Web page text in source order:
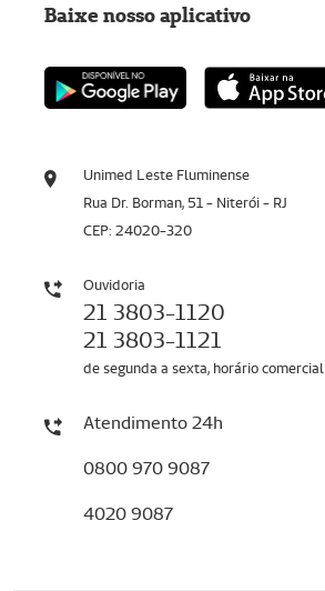
Unimed Leste Fluminense
Rua Dr. Borman, 51 - Niterói - RJ
CEP: 24020-320
Ouvidoria
21 3803-1120
21 3803-1121
de segunda a sexta, horário comercial
Atendimento 24h
0800 970 9087
4020 9087
Baixe nosso aplicativo